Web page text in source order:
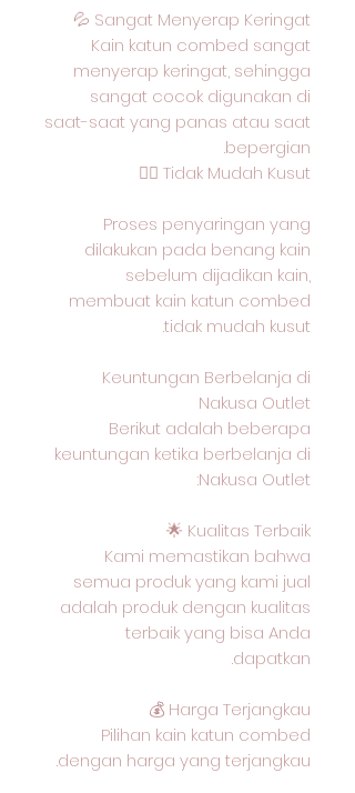
Sangat Menyerap Keringat 💦
Kain katun combed sangat
menyerap keringat, sehingga
sangat cocok digunakan di
saat-saat yang panas atau saat
bepergian.
Tidak Mudah Kusut 🙅‍♂️
Proses penyaringan yang
dilakukan pada benang kain
sebelum dijadikan kain,
membuat kain katun combed
tidak mudah kusut.
Keuntungan Berbelanja di
Nakusa Outlet
Berikut adalah beberapa
keuntungan ketika berbelanja di
Nakusa Outlet:
Kualitas Terbaik 🌟
Kami memastikan bahwa
semua produk yang kami jual
adalah produk dengan kualitas
terbaik yang bisa Anda
dapatkan.
Harga Terjangkau 💰
Pilihan kain katun combed
dengan harga yang terjangkau.